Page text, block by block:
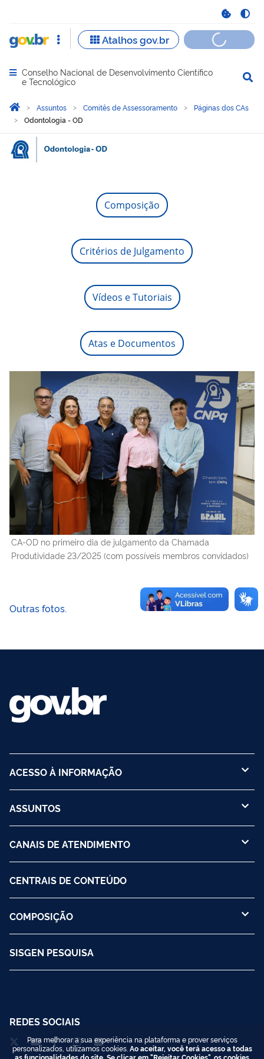
Abrir menu principal de navegação
Conselho Nacional de Desenvolvimento Científico
e Tecnológico
Você está aqui:
Página Inicial
Assuntos Comitês de Assessoramento
Páginas dos CAs
Odontologia - OD
Odontologia - OD
Composição
Critérios de Julgamento
Vídeos e Tutoriais
Atas e Documentos
CA-OD no primeiro dia de julgamento da Chamada
Produtividade 23/2025 (com possíveis membros convidados)
Outras fotos.
ACESSO À INFORMAÇÃO
ASSUNTOS
CANAIS DE ATENDIMENTO
CENTRAIS DE CONTEÚDO
COMPOSIÇÃO
SISGEN PESQUISA
REDES SOCIAIS
Para melhorar a sua experiência na plataforma e prover serviços
personalizados, utilizamos cookies. Ao aceitar, você terá acesso a todas
as funcionalidades do site. Se clicar em "Rejeitar Cookies", os cookies